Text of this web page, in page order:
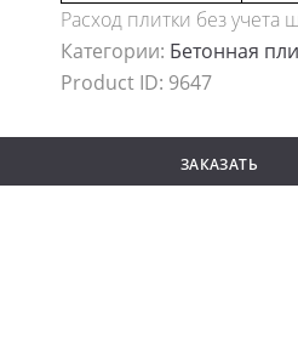
Расход плитки без учета
Категории: Бетонная
Product ID: 9647
ЗАКАЗАТЬ